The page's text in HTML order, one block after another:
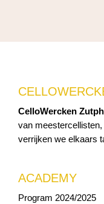
CelloWercken
van
verrijken we elkaars
ACADEMY
Program 2024/2025